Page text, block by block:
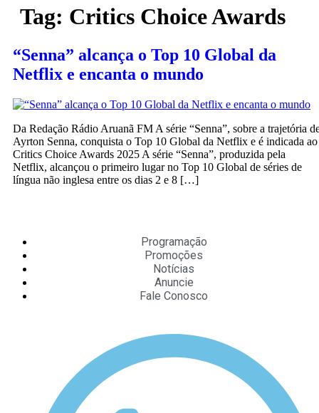
Tag: Critics Choice Awards
“Senna” alcança o Top 10 Global da
Netflix e encanta o mundo
Da Redação Rádio Aruanã FM A série “Senna”, sobre a trajetória
Ayrton Senna, conquista o Top 10 Global da Netflix e é indicada ao
Critics Choice Awards 2025 A série “Senna”, produzida pela
Netflix, alcançou o primeiro lugar no Top 10 Global de séries de
língua não inglesa entre os dias 2 e 8 […]
Programação
Promoções
Notícias
Anuncie
Fale Conosco